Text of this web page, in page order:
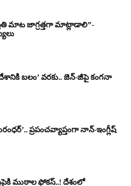
మాట జాగ్రత్తగా మాట్లాడాలి”-
బలం’ వరకు.. జెన్-జీపై కంగనా
ప్రపంచవ్యాప్తంగా నాన్-ఇంగ్లీష్
ముఠాల ఫోకస్..! దేశంలో